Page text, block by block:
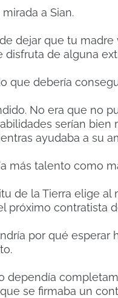
a Sian.
dejar que tu
de alguna
que debería
No era que no
serían
ayudaba a su
más talento como
de la Tierra elige
próximo contratista
por qué esperar
dependía
se firmaba un